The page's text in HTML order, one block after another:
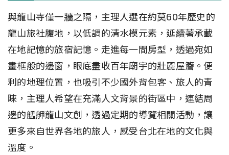
與龍山寺僅一牆之隔，主理人選在約莫60年歷史的
龍山旅社腹地，以低調的清水模元素，延續著承載
在地記憶的旅宿記憶。走進每一間房型，透過宛如
畫框般的邊窗，眼底盡收百年廟宇的壯麗屋簷。便
利的地理位置，也吸引不少國外背包客、旅人的青
睞，主理人希望在充滿人文背景的街區中，連結周
邊的艋舺龍山文創，透過定期的導覽相關活動，讓
更多來自世界各地的旅人，感受台北在地的文化與
溫度。